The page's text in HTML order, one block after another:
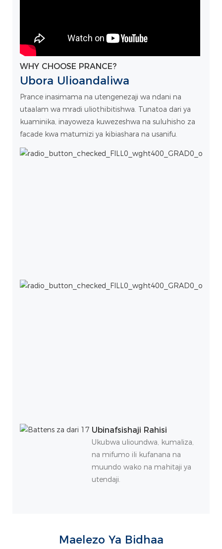
WHY CHOOSE PRANCE?
Ubora Ulioandaliwa
Prance inasimama na utengenezaji wa ndani na
utaalam wa mradi uliothibitishwa. Tunatoa dari ya
kuaminika, inayoweza kuwezeshwa na suluhisho za
facade kwa matumizi ya kibiashara na usanifu.
Ubinafsishaji Rahisi
Ukubwa ulioundwa, kumaliza,
na mifumo ili kufanana na
muundo wako na mahitaji ya
utendaji.
Maelezo Ya Bidhaa